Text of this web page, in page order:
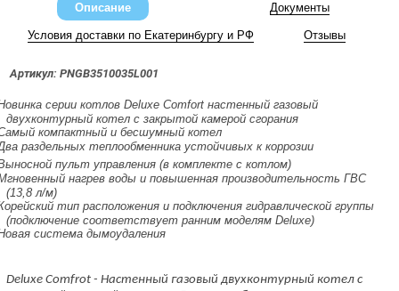
Описание Документы
Условия доставки по Екатеринбургу и РФ Отзывы
Артикул: PNGB3510035L001
серии котлов Deluxe Comfort настенный газовый
двухконтурный котел с закрытой камерой сгорания
компактный и бесшумный котел
раздельных теплообменника устойчивых к коррозии
пульт управления (в комплекте с котлом)
нагрев воды и повышенная производительность ГВС
(13,8 л/м)
тип расположения и подключения гидравлической группы
(подключение соответствует ранним моделям Deluxe)
система дымоудаления
Deluxe Comfrot - Настенный газовый двухконтурный котел с